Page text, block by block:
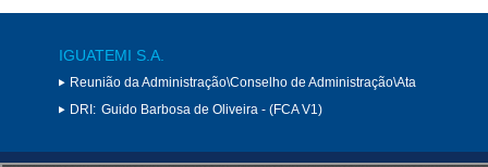
IGUATEMI S.A.
Reunião da Administração\Conselho de Administração\Ata
DRI: Guido Barbosa de Oliveira - (FCA V1)